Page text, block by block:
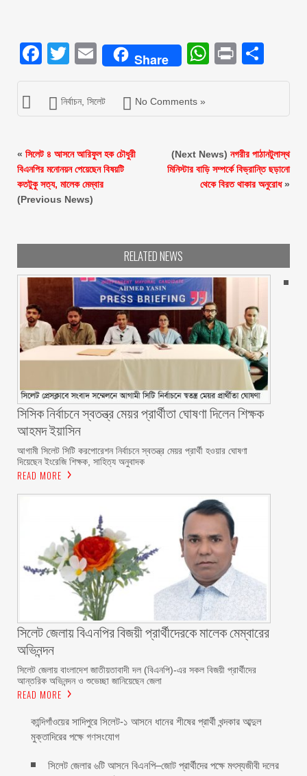
Facebook
Twitter
EmailShare Print
নির্বাচন, সিলেট No Comments »
« সিলেট ৪ আসনে আরিফুল হক চৌধুরী
বিএনপির মনোনয়ন পেয়েছেন বিষয়টি
কতটুকু সত্য, মালেক মেম্বার
(Previous News)
(Next News) নগরীর পাঠানটুলাস্থ
মিনিস্টার বাড়ি সম্পর্কে বিভ্রান্তি ছড়ানো
থেকে বিরত থাকার অনুরোধ»
RELATED NEWS
সিসিক নির্বাচনে স্বতন্ত্র মেয়র প্রার্থীতা ঘোষণা দিলেন শিক্ষক
আহমদ ইয়াসিন
আগামী সিলেট সিটি করপোরেশন নির্বাচনে স্বতন্ত্র মেয়র প্রার্থী হওয়ার ঘোষণা
দিয়েছেন ইংরেজি শিক্ষক, সাহিত্য অনুবাদক
READ MORE
‎সিলেট জেলায় বিএনপির বিজয়ী প্রার্থীদেরকে মালেক মেম্বারের
অভিনন্দন
সিলেট জেলায় বাংলাদেশ জাতীয়তাবাদী দল (বিএনপি)-এর সকল বিজয়ী প্রার্থীদের
আন্তরিক অভিনন্দন ও শুভেচ্ছা জানিয়েছেন জেলা
READ MORE
কান্দিগাঁওয়ের সাদিপুরে সিলেট-১ আসনে ধানের শীষের প্রার্থী খন্দকার আব্দুল
মুক্তাদিরের পক্ষে গণসংযোগ
সিলেট জেলার ৬টি আসনে বিএনপি–জোট প্রার্থীদের পক্ষে মৎস্যজীবী দলের